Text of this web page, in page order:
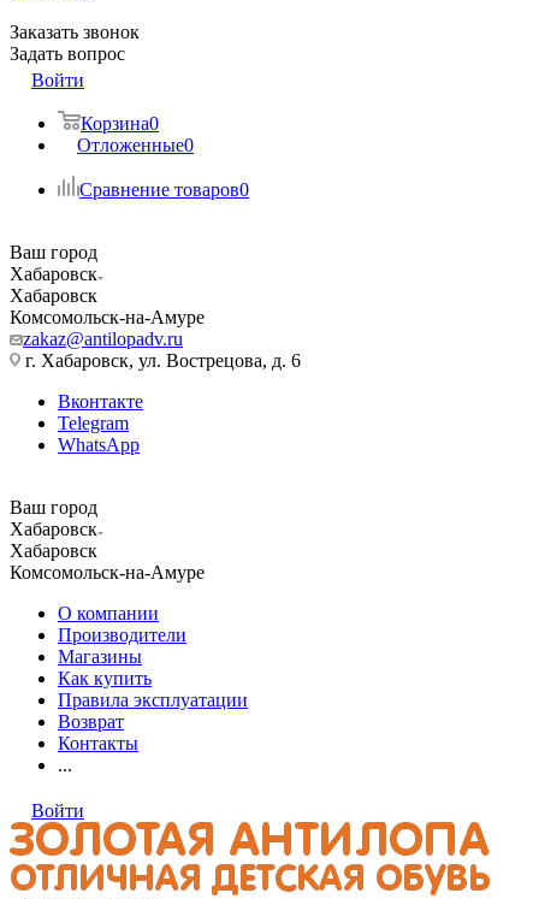
Заказать звонок
Задать вопрос
Войти
Корзина0
Отложенные0
Сравнение товаров0
Ваш город
Хабаровск
Хабаровск
Комсомольск-на-Амуре
zakaz@antilopadv.ru
г. Хабаровск, ул. Вострецова, д. 6
Вконтакте
Telegram
WhatsApp
Ваш город
Хабаровск
Хабаровск
Комсомольск-на-Амуре
О компании
Производители
Магазины
Как купить
Правила эксплуатации
Возврат
Контакты
...
Войти